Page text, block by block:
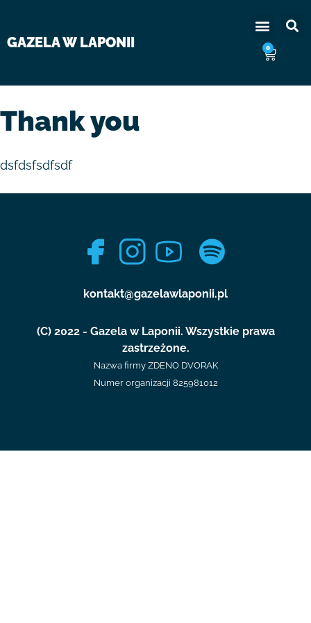
GAZELA W LAPONII 0
Thank you
dsfdsfsdfsdf
kontakt@gazelawlaponii.pl
(C) 2022 - Gazela w Laponii. Wszystkie prawa
zastrzeżone.
Nazwa firmy ZDENO DVORAK
Numer organizacji 825981012